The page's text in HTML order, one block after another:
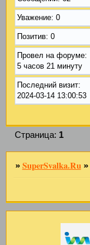
Уважение: 0
Позитив: 0
Провел на форуме:
5 часов 21 минуту
Последний визит:
2024-03-14 13:00:53
Страница: 1
» SuperSvalka.Ru »